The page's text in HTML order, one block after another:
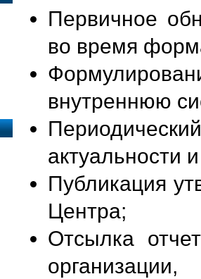
Первичное
во время
внутреннюю
актуальности
Публикация
Центра;
Отсылка